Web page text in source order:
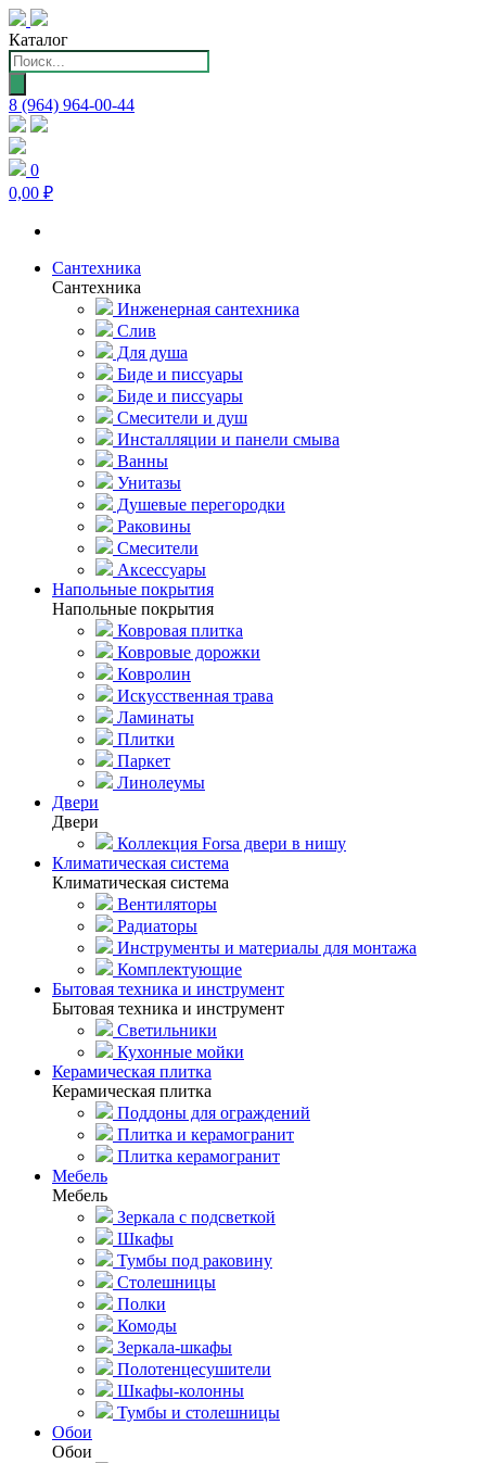
Каталог
Поиск
товаров
8 (964) 964-00-44
0
0,00 ₽
Сантехника
Сантехника
Инженерная сантехника
Слив
Для душа
Биде и писсуары
Биде и писсуары
Смесители и душ
Инсталляции и панели смыва
Ванны
Унитазы
Душевые перегородки
Раковины
Смесители
Аксессуары
Напольные покрытия
Напольные покрытия
Ковровая плитка
Ковровые дорожки
Ковролин
Искусственная трава
Ламинаты
Плитки
Паркет
Линолеумы
Двери
Двери
Коллекция Forsa двери в нишу
Климатическая система
Климатическая система
Вентиляторы
Радиаторы
Инструменты и материалы для монтажа
Комплектующие
Бытовая техника и инструмент
Бытовая техника и инструмент
Светильники
Кухонные мойки
Керамическая плитка
Керамическая плитка
Поддоны для ограждений
Плитка и керамогранит
Плитка керамогранит
Мебель
Мебель
Зеркала с подсветкой
Шкафы
Тумбы под раковину
Столешницы
Полки
Комоды
Зеркала-шкафы
Полотенцесушители
Шкафы-колонны
Тумбы и столешницы
Обои
Обои